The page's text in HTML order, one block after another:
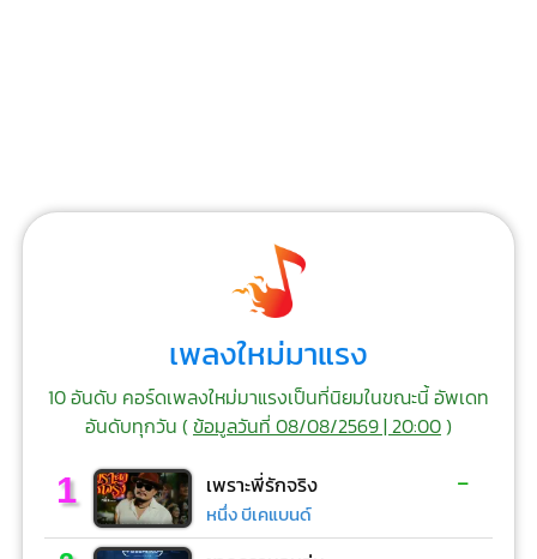
เพลงใหม่มาแรง
10 อันดับ คอร์ดเพลงใหม่มาแรงเป็นที่นิยมในขณะนี้ อัพเดท
อันดับทุกวัน (ข้อมูลวันที่ 08/08/2569 | 20:00)
1 เพราะพี่รักจริง
หนึ่ง บีเคแบนด์
-